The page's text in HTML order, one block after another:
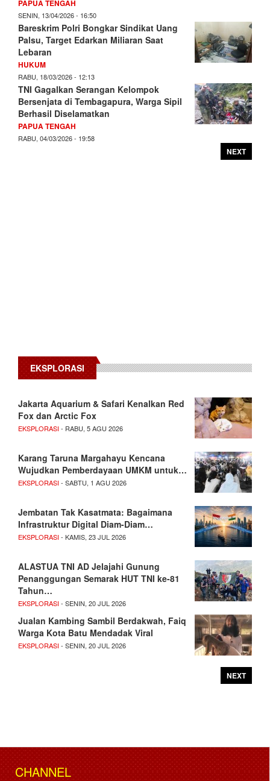
PAPUA TENGAH
SENIN, 13/04/2026 - 16:50
Bareskrim Polri Bongkar Sindikat Uang
Palsu, Target Edarkan Miliaran Saat
Lebaran
HUKUM
RABU, 18/03/2026 - 12:13
TNI Gagalkan Serangan Kelompok
Bersenjata di Tembagapura, Warga Sipil
Berhasil Diselamatkan
PAPUA TENGAH
RABU, 04/03/2026 - 19:58
NEXT
EKSPLORASI
Jakarta Aquarium & Safari Kenalkan Red
Fox dan Arctic Fox
EKSPLORASI- RABU, 5 AGU 2026
Karang Taruna Margahayu Kencana
Wujudkan Pemberdayaan UMKM untuk…
EKSPLORASI- SABTU, 1 AGU 2026
Jembatan Tak Kasatmata: Bagaimana
Infrastruktur Digital Diam-Diam…
EKSPLORASI- KAMIS, 23 JUL 2026
ALASTUA TNI AD Jelajahi Gunung
Penanggungan Semarak HUT TNI ke-81
Tahun…
EKSPLORASI- SENIN, 20 JUL 2026
Jualan Kambing Sambil Berdakwah, Faiq
Warga Kota Batu Mendadak Viral
EKSPLORASI- SENIN, 20 JUL 2026
NEXT
CHANNEL